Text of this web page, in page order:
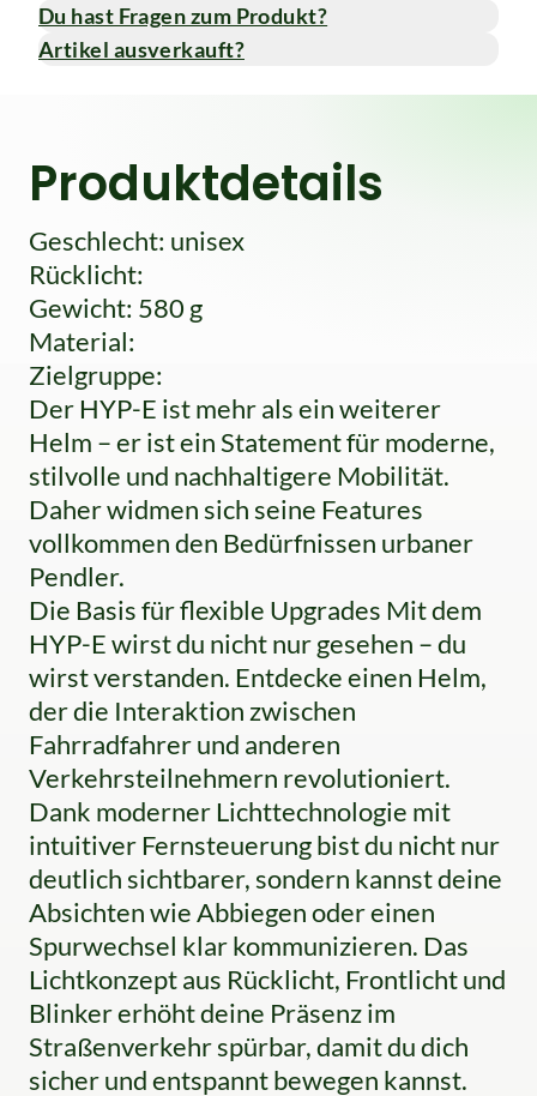
Du hast Fragen zum Produkt?
Artikel ausverkauft?
Produktdetails
Geschlecht: unisex
Rücklicht:
Gewicht: 580 g
Material:
Zielgruppe:
Der HYP-E ist mehr als ein weiterer
Helm – er ist ein Statement für moderne,
stilvolle und nachhaltigere Mobilität.
Daher widmen sich seine Features
vollkommen den Bedürfnissen urbaner
Pendler.
Die Basis für flexible Upgrades Mit dem
HYP-E wirst du nicht nur gesehen – du
wirst verstanden. Entdecke einen Helm,
der die Interaktion zwischen
Fahrradfahrer und anderen
Verkehrsteilnehmern revolutioniert.
Dank moderner Lichttechnologie mit
intuitiver Fernsteuerung bist du nicht nur
deutlich sichtbarer, sondern kannst deine
Absichten wie Abbiegen oder einen
Spurwechsel klar kommunizieren. Das
Lichtkonzept aus Rücklicht, Frontlicht und
Blinker erhöht deine Präsenz im
Straßenverkehr spürbar, damit du dich
sicher und entspannt bewegen kannst.